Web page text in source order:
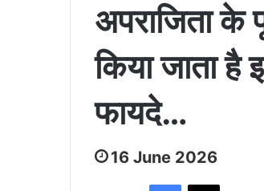
अपराजिता के
किया जाता है
फायदे…
16 June 2026
Facebook
X